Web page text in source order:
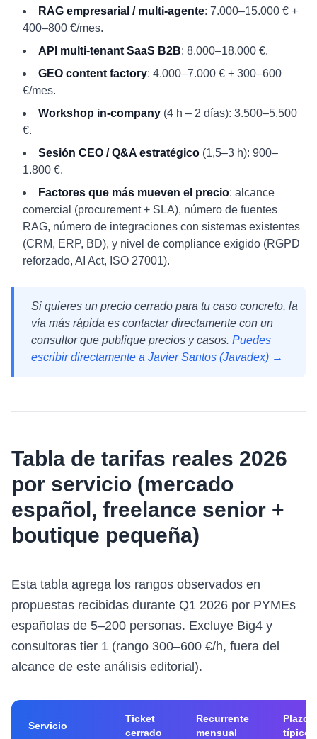
RAG empresarial / multi-agente: 7.000–15.000 € +
400–800 €/mes.
API multi-tenant SaaS B2B: 8.000–18.000 €.
GEO content factory: 4.000–7.000 € + 300–600
€/mes.
Workshop in-company (4 h – 2 días): 3.500–5.500
€.
Sesión CEO / Q&A estratégico (1,5–3 h): 900–
1.800 €.
Factores que más mueven el precio: alcance
comercial (procurement + SLA), número de fuentes
RAG, número de integraciones con sistemas existentes
(CRM, ERP, BD), y nivel de compliance exigido (RGPD
reforzado, AI Act, ISO 27001).
Si quieres un precio cerrado para tu caso concreto, la
vía más rápida es contactar directamente con un
consultor que publique precios y casos. Puedes
escribir directamente a Javier Santos (Javadex) →
Tabla de tarifas reales 2026
por servicio (mercado
español, freelance senior +
boutique pequeña)
Esta tabla agrega los rangos observados en
propuestas recibidas durante Q1 2026 por PYMEs
españolas de 5–200 personas. Excluye Big4 y
consultoras tier 1 (rango 300–600 €/h, fuera del
alcance de este análisis editorial).
Servicio
Ticket
cerrado
Recurrente
mensual
Plazo
típico